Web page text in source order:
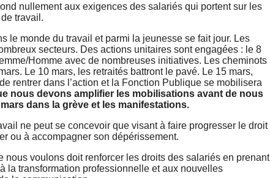
nullement aux exigences des salariés qui portent sur les
travail.
le monde du travail et parmi la jeunesse se fait jour. Les
secteurs. Des actions unitaires sont engagées : le 8
Homme avec de nombreuses initiatives. Les cheminots
Le 10 mars, les retraités battront le pavé. Le 15 mars,
rentrer dans l’action et la Fonction Publique se mobilisera
nous devons amplifier les mobilisations avant de nous
dans la grève et les manifestations.
ne peut se concevoir que visant à faire progresser le droit
ou à accompagner son dépérissement.
nous voulons doit renforcer les droits des salariés en prenant
la transformation professionnelle et aux nouvelles